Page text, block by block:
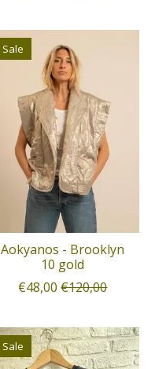
Sale
Aokyanos - Brooklyn
10 gold
€48,00 €120,00
Sale